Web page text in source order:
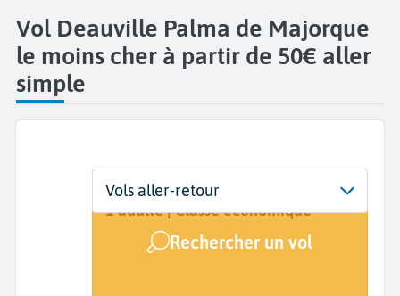
Vol Deauville Palma de Majorque
le moins cher à partir de 50€ aller
simple
Départ
Deauville (DOL)
Dates
Dates de votre voyage
Voyageurs | Classe
1 adulte | Classe économique
Rechercher un vol
Vols aller-retour